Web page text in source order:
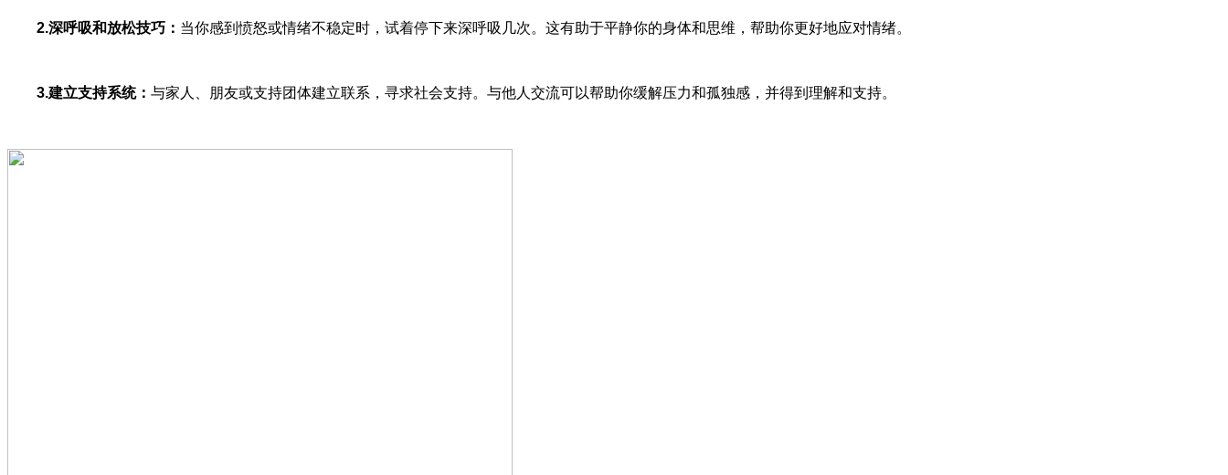
2.深呼吸和放松技巧： 当你感到愤怒或情绪不稳定时，试着停下来深呼吸几次。这有助于平静你的身体和思维，帮助你更好地应对情绪。
3.建立支持系统： 与家人、朋友或支持团体建立联系，寻求社会支持。与他人交流可以帮助你缓解压力和孤独感，并得到理解和支持。